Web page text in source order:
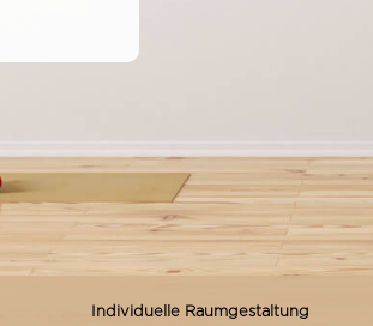
Individuelle Raumgestaltung